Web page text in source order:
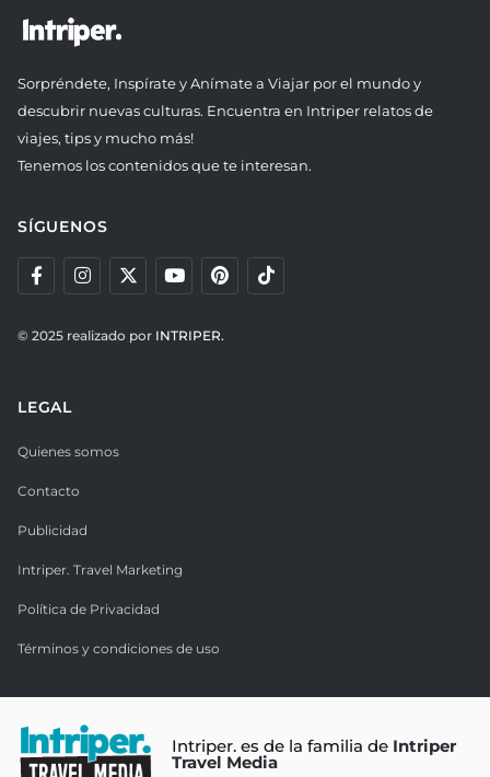
Sorpréndete, Inspírate y Anímate a Viajar por el mundo y
descubrir nuevas culturas. Encuentra en Intriper relatos de
viajes, tips y mucho más!
Tenemos los contenidos que te interesan.
SÍGUENOS
© 2025 realizado por INTRIPER.
LEGAL
Quienes somos
Contacto
Publicidad
Intriper. Travel Marketing
Política de Privacidad
Términos y condiciones de uso
Intriper. es de la familia de Intriper
Travel Media